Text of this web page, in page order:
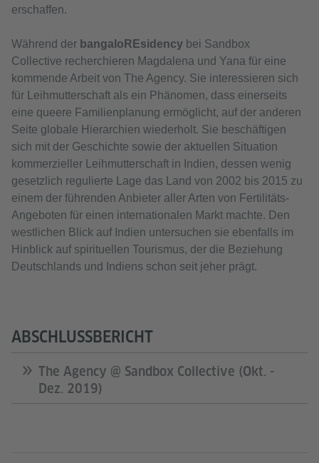
erschaffen.
Während der bangaloREsidency bei Sandbox
Collective recherchieren Magdalena und Yana für eine
kommende Arbeit von The Agency. Sie interessieren sich
für Leihmutterschaft als ein Phänomen, dass einerseits
eine queere Familienplanung ermöglicht, auf der anderen
Seite globale Hierarchien wiederholt. Sie beschäftigen
sich mit der Geschichte sowie der aktuellen Situation
kommerzieller Leihmutterschaft in Indien, dessen wenig
gesetzlich regulierte Lage das Land von 2002 bis 2015 zu
einem der führenden Anbieter aller Arten von Fertilitäts-
Angeboten für einen internationalen Markt machte. Den
westlichen Blick auf Indien untersuchen sie ebenfalls im
Hinblick auf spirituellen Tourismus, der die Beziehung
Deutschlands und Indiens schon seit jeher prägt.
ABSCHLUSSBERICHT
The Agency @ Sandbox Collective (Okt. -
Dez. 2019)